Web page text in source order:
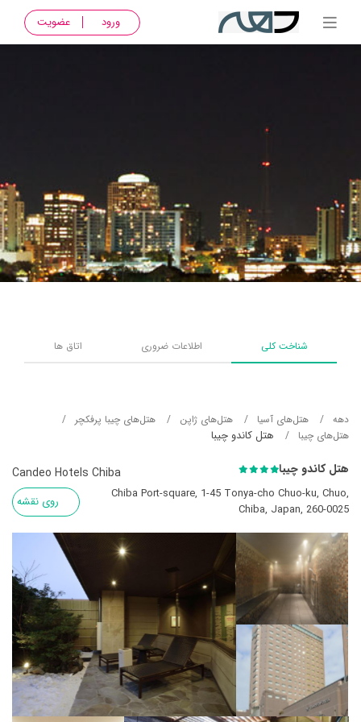
ورود عضویت
شناخت کلی اطلاعات ضروری اتاق ها
دهه هتل‌های آسيا هتل‌های ژاپن
هتل‌های چیبا پرفکچر
هتل‌های چیبا
هتل کاندو چیبا
هتل کاندو چیبا Candeo Hotels Chiba
Chiba Port-square, 1-45 Tonya-cho Chuo-ku, Chuo,
Chiba, Japan, 260-0025
روی نقشه